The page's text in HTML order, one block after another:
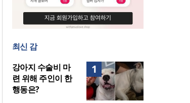
최신 감
1
강아지 수술비 마
련 위해 주인이 한
행동은?